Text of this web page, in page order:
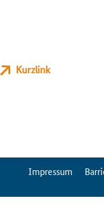
Kurzlink
ServiceMenuImpressum